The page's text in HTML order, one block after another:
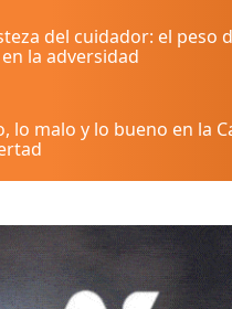
del cuidador: el peso
la adversidad
lo malo y lo bueno en la